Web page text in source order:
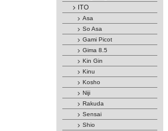
ITO
Asa
So Asa
Gami Picot
Gima 8.5
Kin Gin
Kinu
Kosho
Niji
Rakuda
Sensai
Shio